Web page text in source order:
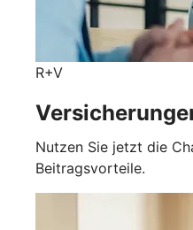
R+V
Nutzen Sie jetzt die
Beitragsvorteile.